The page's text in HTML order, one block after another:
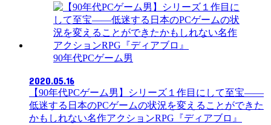
90年代PCゲーム男
2020.05.16
【90年代PCゲーム男】シリーズ１作目にして至宝――
低迷する日本のPCゲームの状況を変えることができた
かもしれない名作アクションRPG『ディアブロ』